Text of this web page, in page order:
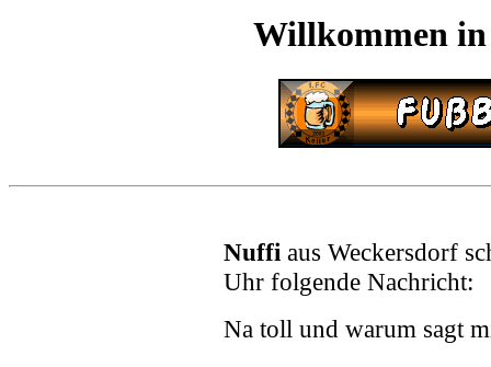
Willkommen
Nuffi aus Weckersdorf
Uhr folgende Nachricht:
Na toll und warum sagt